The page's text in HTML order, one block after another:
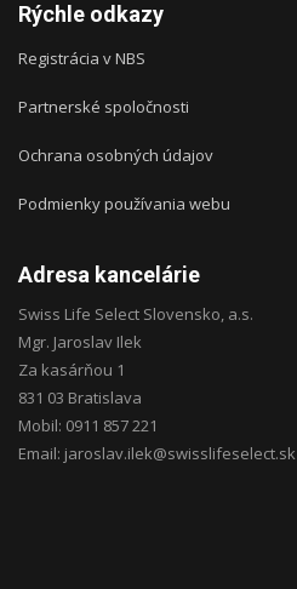
Rýchle odkazy
Registrácia v NBS
Partnerské spoločnosti
Ochrana osobných údajov
Podmienky používania webu
Adresa kancelárie
Swiss Life Select Slovensko, a.s.
Mgr. Jaroslav Ilek
Za kasárňou 1
831 03 Bratislava
Mobil: 0911 857 221
Email: jaroslav.ilek@swisslifeselect.sk